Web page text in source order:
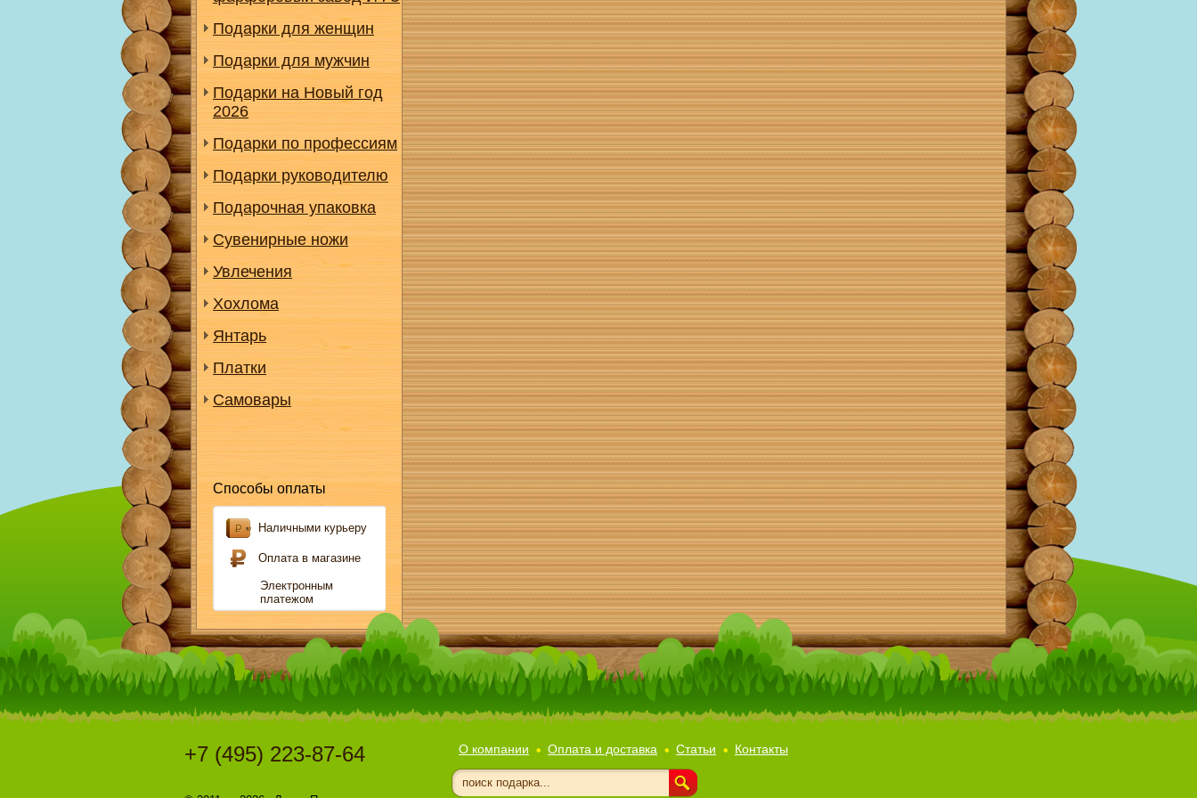
Подарки для женщин
Подарки для мужчин
Подарки на Новый год
2026
Подарки по профессиям
Подарки руководителю
Подарочная упаковка
Сувенирные ножи
Увлечения
Хохлома
Янтарь
Платки
Самовары
Способы оплаты
Наличными курьеру
Оплата в магазине
Электронным
платежом
О компании Оплата и доставка Статьи Контакты
+7 (495) 223-87-64